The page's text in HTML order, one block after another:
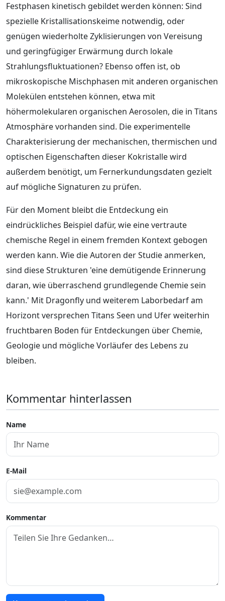
Festphasen kinetisch gebildet werden können: Sind
spezielle Kristallisationskeime notwendig, oder
genügen wiederholte Zyklisierungen von Vereisung
und geringfügiger Erwärmung durch lokale
Strahlungsfluktuationen? Ebenso offen ist, ob
mikroskopische Mischphasen mit anderen organischen
Molekülen entstehen können, etwa mit
höhermolekularen organischen Aerosolen, die in Titans
Atmosphäre vorhanden sind. Die experimentelle
Charakterisierung der mechanischen, thermischen und
optischen Eigenschaften dieser Kokristalle wird
außerdem benötigt, um Fernerkundungsdaten gezielt
auf mögliche Signaturen zu prüfen.
Für den Moment bleibt die Entdeckung ein
eindrückliches Beispiel dafür, wie eine vertraute
chemische Regel in einem fremden Kontext gebogen
werden kann. Wie die Autoren der Studie anmerken,
sind diese Strukturen 'eine demütigende Erinnerung
daran, wie überraschend grundlegende Chemie sein
kann.' Mit Dragonfly und weiterem Laborbedarf am
Horizont versprechen Titans Seen und Ufer weiterhin
fruchtbaren Boden für Entdeckungen über Chemie,
Geologie und mögliche Vorläufer des Lebens zu
bleiben.
Kommentar hinterlassen
Name
E-Mail
Kommentar